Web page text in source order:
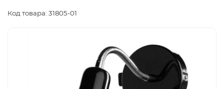
Код товара: 31805-01